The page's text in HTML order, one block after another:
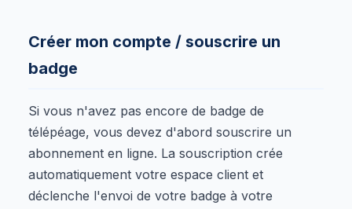
Créer mon compte / souscrire un
badge
Si vous n'avez pas encore de badge de
télépéage, vous devez d'abord souscrire un
abonnement en ligne. La souscription crée
automatiquement votre espace client et
déclenche l'envoi de votre badge à votre